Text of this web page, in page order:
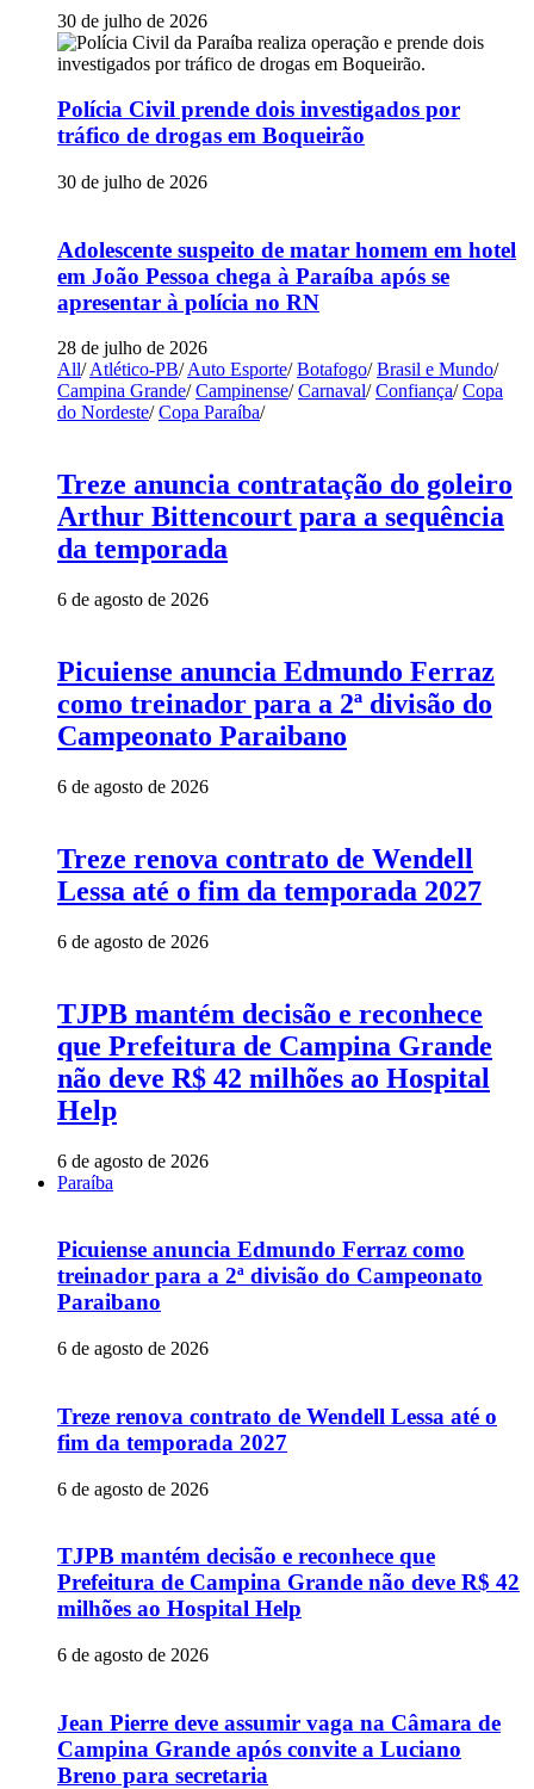
30 de julho de 2026
Polícia Civil prende dois investigados por
tráfico de drogas em Boqueirão
30 de julho de 2026
Adolescente suspeito de matar homem em hotel
em João Pessoa chega à Paraíba após se
apresentar à polícia no RN
28 de julho de 2026
All/ Atlético-PB/ Auto Esporte/ Botafogo/ Brasil e Mundo/
Campina Grande/ Campinense/ Carnaval/ Confiança/ Copa
do Nordeste/ Copa Paraíba/
Treze anuncia contratação do goleiro
Arthur Bittencourt para a sequência
da temporada
6 de agosto de 2026
Picuiense anuncia Edmundo Ferraz
como treinador para a 2ª divisão do
Campeonato Paraibano
6 de agosto de 2026
Treze renova contrato de Wendell
Lessa até o fim da temporada 2027
6 de agosto de 2026
TJPB mantém decisão e reconhece
que Prefeitura de Campina Grande
não deve R$ 42 milhões ao Hospital
Help
6 de agosto de 2026
Paraíba
Picuiense anuncia Edmundo Ferraz como
treinador para a 2ª divisão do Campeonato
Paraibano
6 de agosto de 2026
Treze renova contrato de Wendell Lessa até o
fim da temporada 2027
6 de agosto de 2026
TJPB mantém decisão e reconhece que
Prefeitura de Campina Grande não deve R$ 42
milhões ao Hospital Help
6 de agosto de 2026
Jean Pierre deve assumir vaga na Câmara de
Campina Grande após convite a Luciano
Breno para secretaria